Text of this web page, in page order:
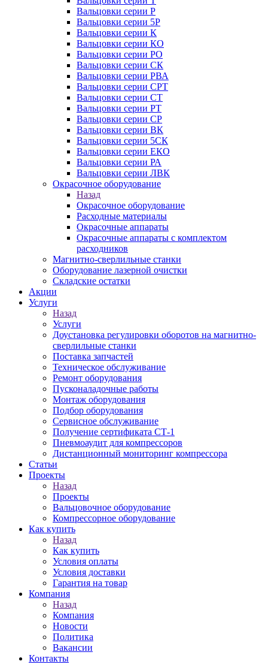
Вальцовки серии Р
Вальцовки серии 5Р
Вальцовки серии К
Вальцовки серии КО
Вальцовки серии РО
Вальцовки серии СК
Вальцовки серии РВА
Вальцовки серии СРТ
Вальцовки серии СТ
Вальцовки серии РТ
Вальцовки серии СР
Вальцовки серии ВК
Вальцовки серии 5СК
Вальцовки серии ЕКО
Вальцовки серии РА
Вальцовки серии ЛВК
Окрасочное оборудование
Назад
Окрасочное оборудование
Расходные материалы
Окрасочные аппараты
Окрасочные аппараты с комплектом
расходников
Магнитно-сверлильные станки
Оборудование лазерной очистки
Складские остатки
Акции
Услуги
Назад
Услуги
Доустановка регулировки оборотов на магнитно-
сверлильные станки
Поставка запчастей
Техническое обслуживание
Ремонт оборудования
Пусконаладочные работы
Монтаж оборудования
Подбор оборудования
Сервисное обслуживание
Получение сертификата СТ-1
Пневмоаудит для компрессоров
Дистанционный мониторинг компрессора
Статьи
Проекты
Назад
Проекты
Вальцовочное оборудование
Компрессорное оборудование
Как купить
Назад
Как купить
Условия оплаты
Условия доставки
Гарантия на товар
Компания
Назад
Компания
Новости
Политика
Вакансии
Контакты